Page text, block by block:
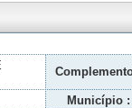
Município :